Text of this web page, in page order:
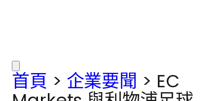
首頁 > 企業要聞 > EC